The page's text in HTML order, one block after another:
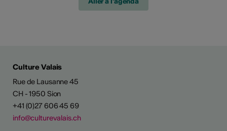
Culture Valais
Rue de Lausanne 45
CH - 1950 Sion
+41 (0)27 606 45 69
info@culturevalais.ch